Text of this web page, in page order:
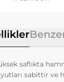
cihazları
saflıkta
sabittir ve
dil
dair bilgileri
ve
ettiğiniz internet